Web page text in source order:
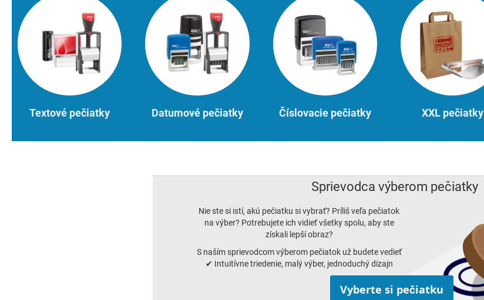
Textové pečiatky Datumové pečiatky Číslovacie pečiatky XXL pečiatky
Sprievodca výberom pečiatky
Nie ste si istí, akú pečiatku si vybrať? Príliš veľa pečiatok
na výber? Potrebujete ich vidieť všetky spolu, aby ste
získali lepší obraz?
S naším sprievodcom výberom pečiatok už budete vedieť
✔ Intuitívne triedenie, malý výber, jednoduchý dizajn
Vyberte si pečiatku